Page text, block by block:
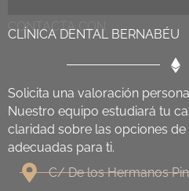
CONTACTA CON
CLÍNICA DENTAL BERNABÉU
Solicita una valoración
Nuestro equipo estudiará tu
claridad sobre las opciones
adecuadas para ti.
C/ De los Hermanos